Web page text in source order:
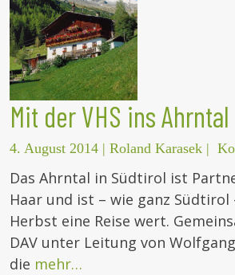
Mit der VHS ins Ahrntal
4. August 2014 | Roland Karasek |
Das Ahrntal in Südtirol ist
Haar und ist – wie ganz Südtirol
Herbst eine Reise wert.
DAV unter Leitung von
die mehr…